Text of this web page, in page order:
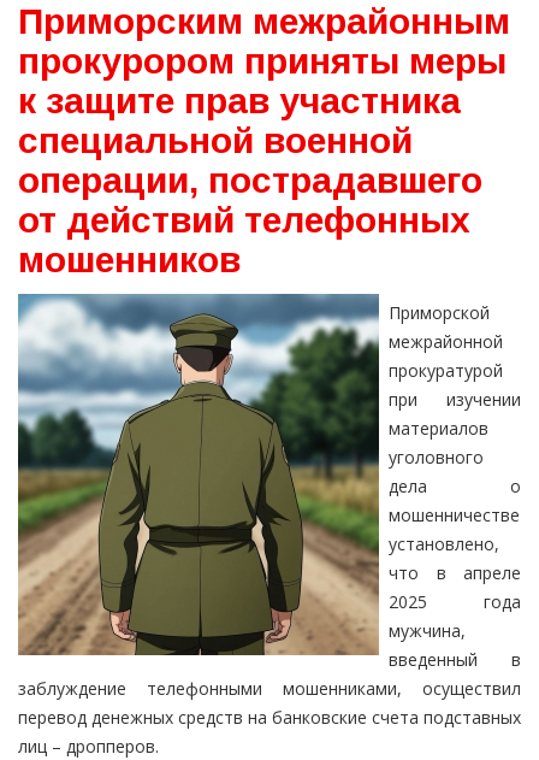
Приморским межрайонным
прокурором приняты меры
к защите прав участника
специальной военной
операции, пострадавшего
от действий телефонных
мошенников
Приморской
межрайонной
прокуратурой
при изучении
материалов
уголовного
дела о
мошенничестве
установлено,
что в апреле
2025 года
мужчина,
введенный в
заблуждение телефонными мошенниками, осуществил
перевод денежных средств на банковские счета подставных
лиц – дропперов.